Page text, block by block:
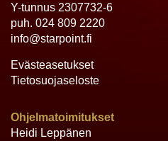
Y-tunnus 2307732-6
puh. 024 809 2220
info@starpoint.fi
Evästeasetukset
Tietosuojaseloste
Ohjelmatoimitukset
Heidi Leppänen